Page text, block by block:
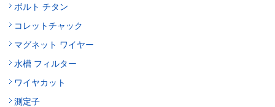
ボルト チタン
コレットチャック
マグネット ワイヤー
水槽 フィルター
ワイヤカット
測定子